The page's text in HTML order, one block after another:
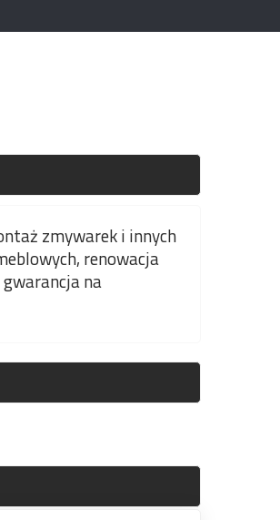
zmywarek i innych
renowacja
na